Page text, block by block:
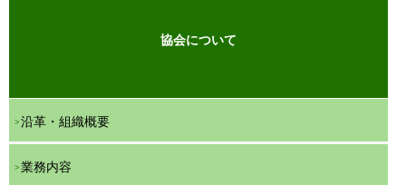
協会について
沿革・組織概要
業務内容